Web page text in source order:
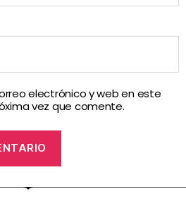
electrónico y web en este
vez que comente.